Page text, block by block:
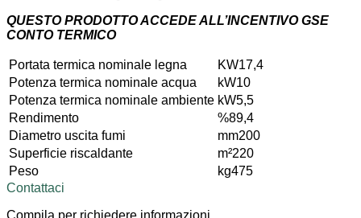
QUESTO PRODOTTO ACCEDE ALL’INCENTIVO GSE
CONTO TERMICO
Portata termica nominale legna KW17,4
Potenza termica nominale acqua
kW10
Potenza termica nominale ambiente kW5,5
Rendimento
%89,4
Diametro uscita fumi
mm200
Superficie riscaldante
m²220
Peso
kg475
Contattaci
Compila per richiedere informazioni